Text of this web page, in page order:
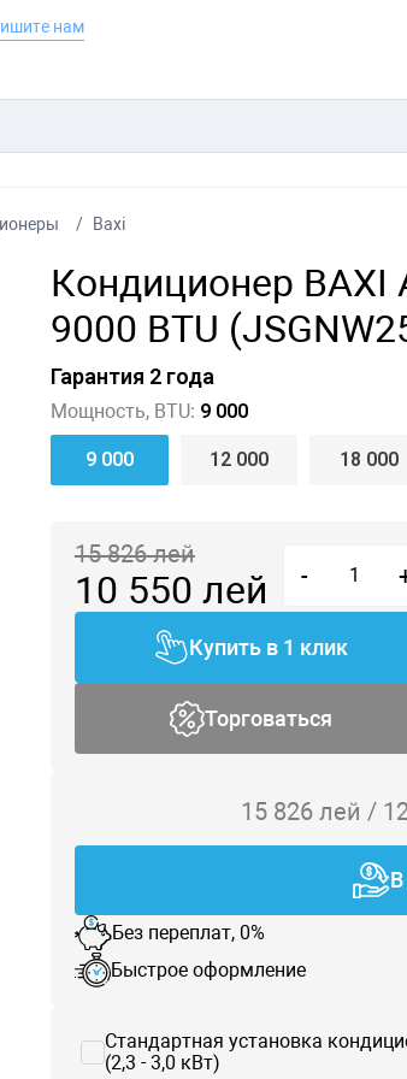
нам
Baxi
Кондиционер BAXI
9000 BTU
Гарантия 2 года
Мощность, BTU: 9 000
9 000 12 000 18 000
15 826лей
10 550 лей -
Купить в 1 клик
Торговаться
15 826 лей /
Без переплат, 0%
Быстрое оформление
Стандартная установка
(2,3 - 3,0 кВт)